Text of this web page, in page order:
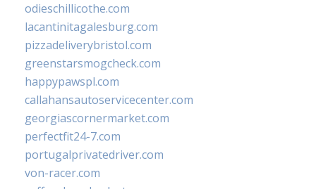
odieschillicothe.com
lacantinitagalesburg.com
pizzadeliverybristol.com
greenstarsmogcheck.com
happypawspl.com
callahansautoservicecenter.com
georgiascornermarket.com
perfectfit24-7.com
portugalprivatedriver.com
von-racer.com